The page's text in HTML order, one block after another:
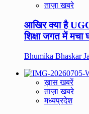
ताज़ा खबरे
आखिर क्या है
शिक्षा जगत में मचा
Bhumika Bhaskar
ख़ास खबरें
ताज़ा खबरे
मध्यप्रदेश